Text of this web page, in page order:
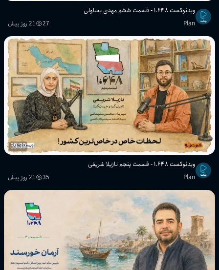
ویدئوکست ۱.۶۴۸ - قسمت ششم مهدی یساولی
Plan
27 21 روز پیش
39:39
ویدئوکست ۱.۶۴۸ - قسمت پنجم نازیلا شریفی
Plan
35 21 روز پیش